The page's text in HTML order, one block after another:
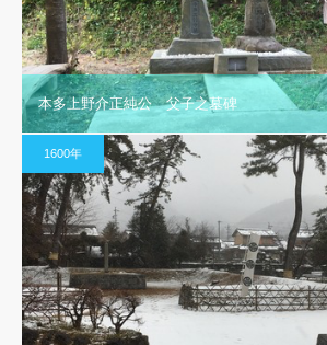
本多上野介正純公 父子之墓碑
1600年